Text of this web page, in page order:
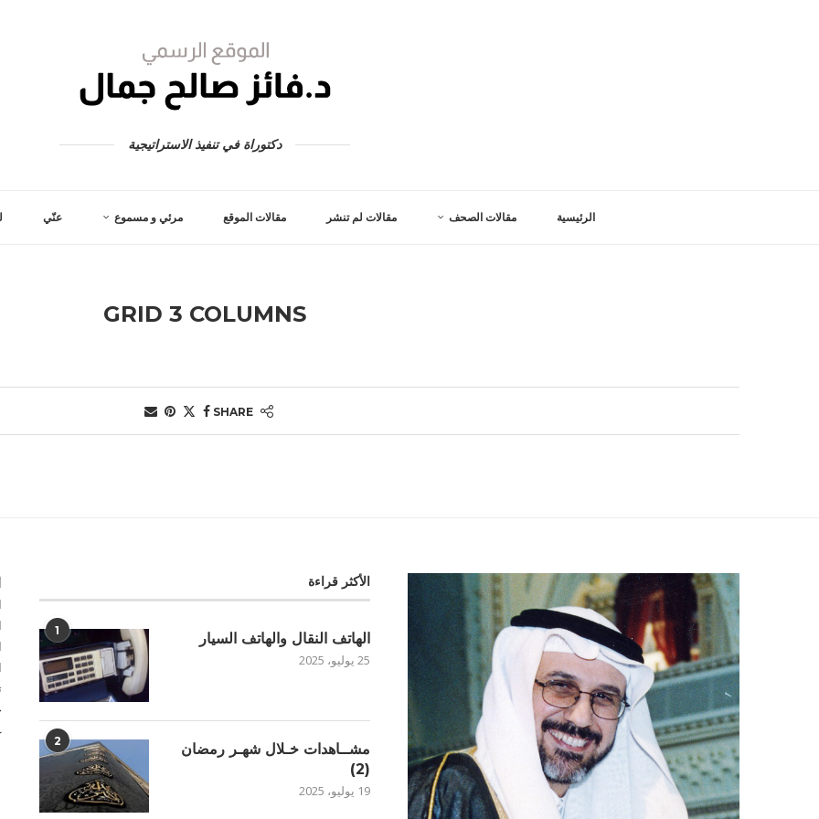
دكتوراة في تنفيذ الاستراتيجية
الرئيسية مقالات الصحف مقالات لم تنشر مقالات الموقع مرئي و مسموع عنّي
GRID 3 COLUMNS
SHARE
الأكثر قراءة
1 الهاتف النقال والهاتف السيار
25 يوليو، 2025
2
مشــاهدات خـلال شهـر رمضان
(2)
19 يوليو، 2025